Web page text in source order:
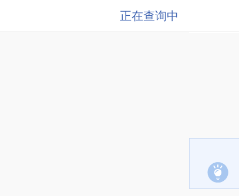
正在查询中